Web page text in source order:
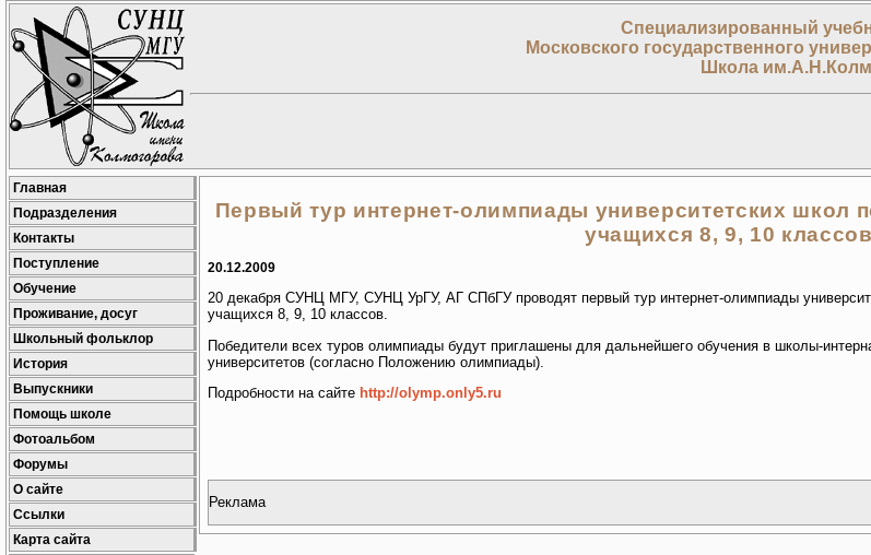
Специализированный
Московского государственного
Школа
Главная
Подразделения
Контакты
Поступление
Обучение
Проживание, досуг
Школьный фольклор
История
Выпускники
Помощь школе
Фотоальбом
Форумы
О сайте
Ссылки
Карта сайта
Первый тур интернет-олимпиады университетских школ
учащихся 8, 9, 10 классов
20.12.2009
20 декабря СУНЦ МГУ, СУНЦ УрГУ, АГ СПбГУ проводят первый тур интернет-олимпиады
учащихся 8, 9, 10 классов.
Победители всех туров олимпиады будут приглашены для дальнейшего обучения в школы-
университетов (согласно Положению олимпиады).
Подробности на сайте http://olymp.only5.ru
Реклама